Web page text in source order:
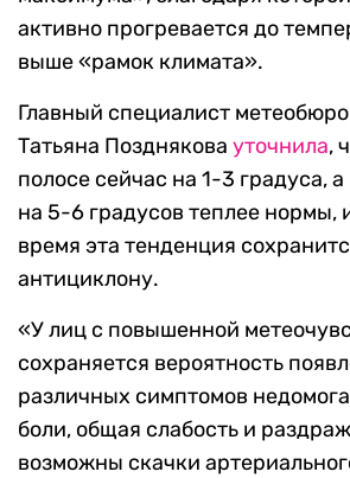
активно прогревается до
выше «рамок климата».
Главный специалист
Татьяна Позднякова уточнила,
полосе сейчас на 1-3 градуса,
на 5-6 градусов теплее нормы,
время эта тенденция
антициклону.
«У лиц с повышенной
сохраняется вероятность
различных симптомов
боли, общая слабость и
возможны скачки